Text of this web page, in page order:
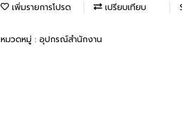
เพิ่มรายการโปรด เปรียบเทียบ
หมวดหมู่ : อุปกรณ์สำนักงาน